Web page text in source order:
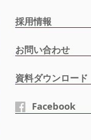
採用情報
お問い合わせ
資料ダウンロード
Facebook